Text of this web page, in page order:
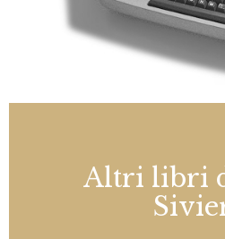
Altri libri